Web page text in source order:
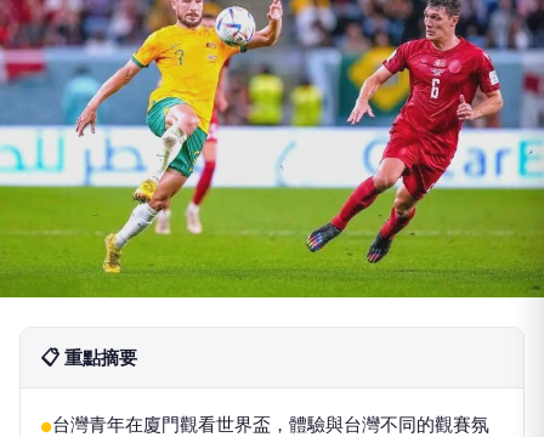
📋 重點摘要
●台灣青年在廈門觀看世界盃，體驗與台灣不同的觀賽氛